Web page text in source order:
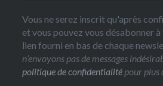
Vous ne serez inscrit qu'après
et vous pouvez vous désabonner
lien fourni en bas de chaque
n’envoyons pas de messages
politique de confidentialité pour plus